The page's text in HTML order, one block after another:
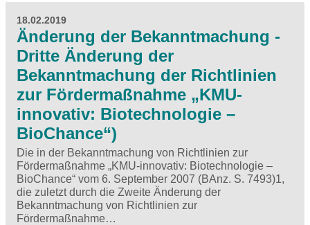
18.02.2019
Änderung der Bekanntmachung -
Dritte Änderung der
Bekanntmachung der Richtlinien
zur Fördermaßnahme „KMU-
innovativ: Biotechnologie –
BioChance“)
Die in der Bekanntmachung von Richtlinien zur
Fördermaßnahme „KMU-innovativ: Biotechnologie –
BioChance“ vom 6. September 2007 (BAnz. S. 7493)1,
die zuletzt durch die Zweite Änderung der
Bekanntmachung von Richtlinien zur
Fördermaßnahme…